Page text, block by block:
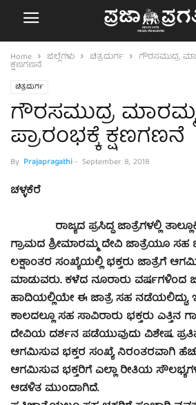
Home ಜಿಲ್ಲೆಗಳು ಚಿತ್ರದುರ್ಗ ಗೌರಸಮುದ್ರ
ಕ್ಷಣಗಣನೆ
ಚಿತ್ರದುರ್ಗ
ಗೌರಸಮುದ್ರ ಮಾರಮ್ಮ
ಪ್ರಾರಂಭಕ್ಕೆ ಕ್ಷಣಗಣನೆ
By Prajapragathi- September 8, 2018
ಚಳ್ಳಕೆರೆ
ರಾಜ್ಯದ ಪ್ರಸಿದ್ದ ಜಾತ್ರೆಗಳಲ್ಲಿ
ಗ್ರಾಮದ ಶ್ರೀಮಾರಮ್ಮ ದೇವಿ ಜಾತ್ರೆಯೂ ಸಹ
ಲಕ್ಷಾಂತರ ಸಂಖ್ಯೆಯಲ್ಲಿ ಭಕ್ತರು ಜಾತ್ರೆಗೆ
ಮಾಡುವರು. ಕಳೆದ ನೂರಾರು ವರ್ಷಗಳಿಂದ
ಹಾದಿಯಲ್ಲಿಯೇ ಈ ಜಾತ್ರೆ ಸಹ ನಡೆಯಲಿದ್ದು,
ಕಾಲದಲ್ಲೂ ಸಹ ಸಾವಿರಾರು ಭಕ್ತರು ಎತ್ತಿನ
ದೇವಿಯ ದರ್ಶನ ಪಡೆಯುವುದು ವಿಶೇಷ.
ಆಗಮಿಸುವ ಭಕ್ತರ ಸಂಖ್ಯೆ ನಿರಂತರವಾಗಿ
ಆಗಮಿಸುವ ಭಕ್ತರಿಗೆ ಎಲ್ಲಾ ರೀತಿಯ
ಆಡಳಿತ ಮುಂದಾಗಿದೆ.